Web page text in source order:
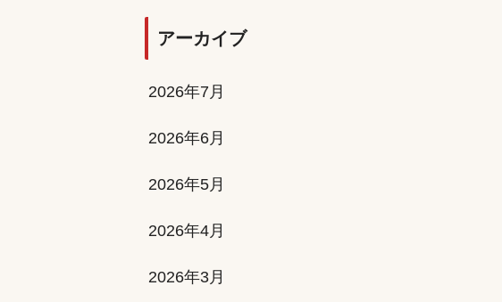
アーカイブ
2026年7月
2026年6月
2026年5月
2026年4月
2026年3月